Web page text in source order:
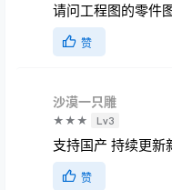
请问工程图的零件
赞
沙漠一只雕
★★★ Lv3
支持国产 持续更新
赞